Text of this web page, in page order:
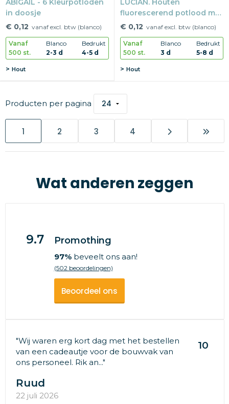
ABIGAIL - 6 Kleurpotloden
in doosje
€ 0,12 vanaf excl. btw (blanco)
Vanaf
500 st.
Blanco
2-3 d
Bedrukt
4-5 d
Hout
LUCIAN. Houten
fluorescerend potlood met
hardheid HB
€ 0,12 vanaf excl. btw (blanco)
Vanaf
500 st.
Blanco
3 d
Bedrukt
5-8 d
Hout
Producten per pagina
1 2 3 4
Wat anderen zeggen
9.7 Promothing
97%beveelt ons aan!
(502 beoordelingen)
Beoordeel ons
"Wij waren erg kort dag met het bestellen
van een cadeautje voor de bouwvak van
ons personeel. Rik an..."
10
Ruud
22 juli 2026